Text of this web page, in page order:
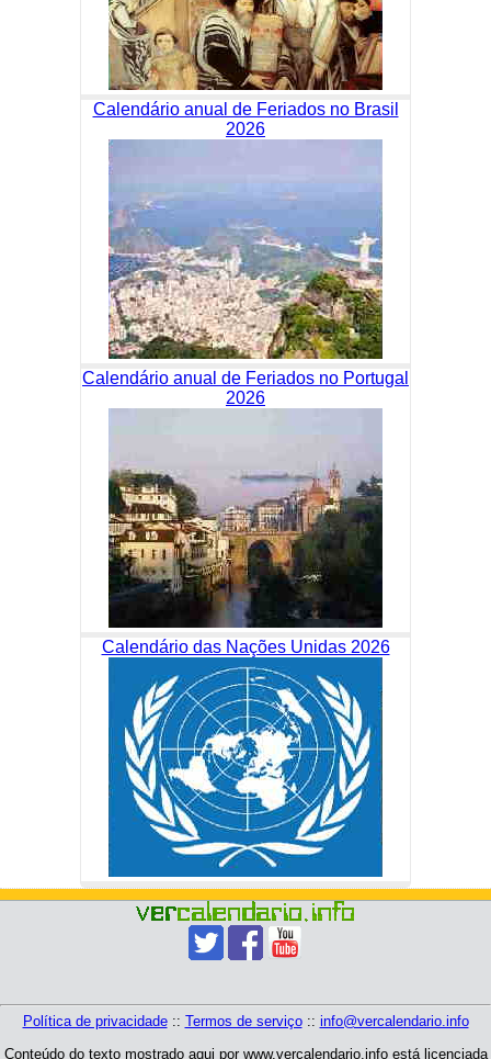
Calendário anual de Feriados no Brasil
2026
Calendário anual de Feriados no Portugal
2026
Calendário das Nações Unidas 2026
Política de privacidade:: Termos de serviço:: info@vercalendario.info
Conteúdo do texto mostrado aqui por www.vercalendario.info está licenciada